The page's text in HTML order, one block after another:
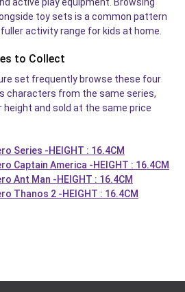
active play equipment. Browsing
toy sets is a common pattern
activity range for kids at home.
to Collect
set frequently browse these four
characters from the same series,
and sold at the same price
Series -HEIGHT : 16.4CM
Captain America -HEIGHT : 16.4CM
Ant Man -HEIGHT : 16.4CM
Thanos 2 -HEIGHT : 16.4CM